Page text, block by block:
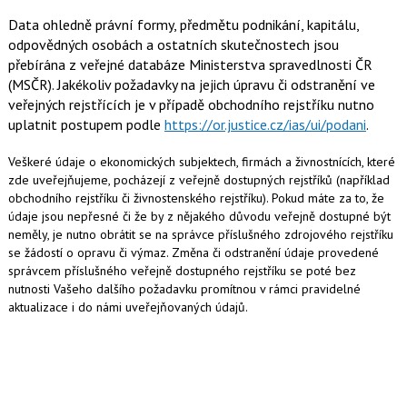
Data ohledně právní formy, předmětu podnikání, kapitálu,
odpovědných osobách a ostatních skutečnostech jsou
přebírána z veřejné databáze Ministerstva spravedlnosti ČR
(MSČR). Jakékoliv požadavky na jejich úpravu či odstranění ve
veřejných rejstřících je v případě obchodního rejstříku nutno
uplatnit postupem podle https://or.justice.cz/ias/ui/podani.
Veškeré údaje o ekonomických subjektech, firmách a živnostnících, které
zde uveřejňujeme, pocházejí z veřejně dostupných rejstříků (například
obchodního rejstříku či živnostenského rejstříku). Pokud máte za to, že
údaje jsou nepřesné či že by z nějakého důvodu veřejně dostupné být
neměly, je nutno obrátit se na správce příslušného zdrojového rejstříku
se žádostí o opravu či výmaz. Změna či odstranění údaje provedené
správcem příslušného veřejně dostupného rejstříku se poté bez
nutnosti Vašeho dalšího požadavku promítnou v rámci pravidelné
aktualizace i do námi uveřejňovaných údajů.